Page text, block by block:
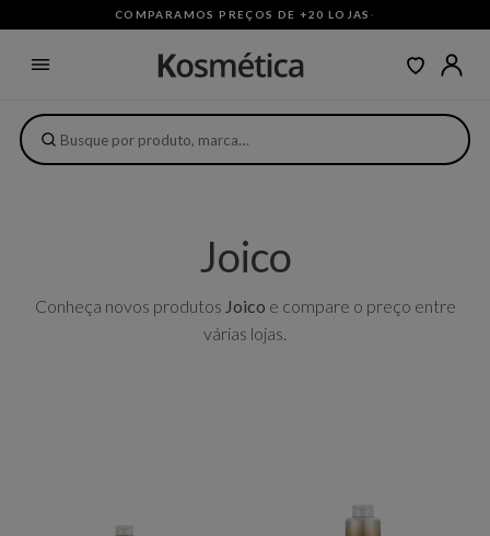
COMPARAMOS PREÇOS DE +20 LOJAS ·
Joico
Conheça novos produtos Joico e compare o preço entre
várias lojas.